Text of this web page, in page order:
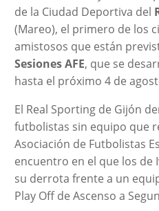
de la Ciudad Deportiva del
(Mareo), el primero de los
amistosos que están
Sesiones AFE, que se
hasta el próximo 4 de
El Real Sporting de Gijón
futbolistas sin equipo que
Asociación de Futbolistas
encuentro en el que los de
su derrota frente a un
Play Off de Ascenso a